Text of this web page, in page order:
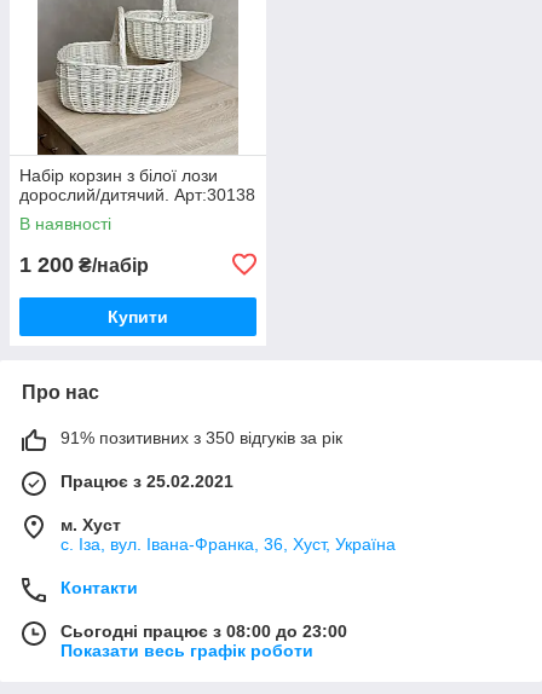
Набір корзин з білої лози
дорослий/дитячий. Арт:30138
В наявності
1 200 ₴/набір
Купити
Про нас
91% позитивних з 350 відгуків за рік
Працює з 25.02.2021
м. Хуст
с. Іза, вул. Івана-Франка, 36, Хуст, Україна
Контакти
Сьогодні працює з 08:00 до 23:00
Показати весь графік роботи